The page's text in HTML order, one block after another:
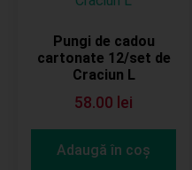
Pungi de cadou
cartonate 12/set de
Craciun L
58.00 lei
Adaugă în coș